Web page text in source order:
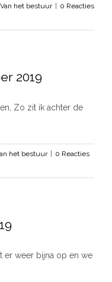
Van het bestuur | 0 Reacties
2019
Zo zit ik achter de
het bestuur | 0 Reacties
er weer bijna op en we